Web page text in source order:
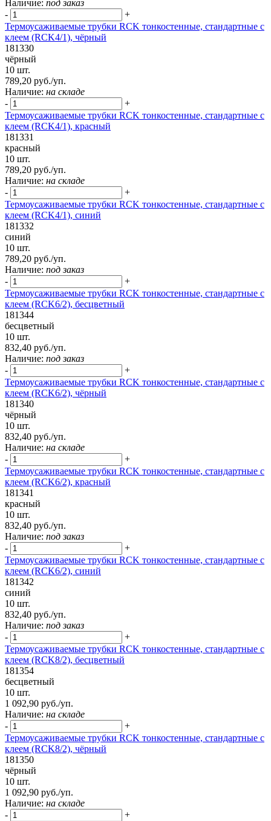
Наличие: под заказ
-
+
Термоусаживаемые трубки RCK тонкостенные, стандартные с
клеем (RCK4/1), чёрный
181330
чёрный
10 шт.
789,20 руб./уп.
Наличие: на складе
-
+
Термоусаживаемые трубки RCK тонкостенные, стандартные с
клеем (RCK4/1), красный
181331
красный
10 шт.
789,20 руб./уп.
Наличие: на складе
-
+
Термоусаживаемые трубки RCK тонкостенные, стандартные с
клеем (RCK4/1), синий
181332
синий
10 шт.
789,20 руб./уп.
Наличие: под заказ
-
+
Термоусаживаемые трубки RCK тонкостенные, стандартные с
клеем (RCK6/2), бесцветный
181344
бесцветный
10 шт.
832,40 руб./уп.
Наличие: под заказ
-
+
Термоусаживаемые трубки RCK тонкостенные, стандартные с
клеем (RCK6/2), чёрный
181340
чёрный
10 шт.
832,40 руб./уп.
Наличие: на складе
-
+
Термоусаживаемые трубки RCK тонкостенные, стандартные с
клеем (RCK6/2), красный
181341
красный
10 шт.
832,40 руб./уп.
Наличие: под заказ
-
+
Термоусаживаемые трубки RCK тонкостенные, стандартные с
клеем (RCK6/2), синий
181342
синий
10 шт.
832,40 руб./уп.
Наличие: под заказ
-
+
Термоусаживаемые трубки RCK тонкостенные, стандартные с
клеем (RCK8/2), бесцветный
181354
бесцветный
10 шт.
1 092,90 руб./уп.
Наличие: на складе
-
+
Термоусаживаемые трубки RCK тонкостенные, стандартные с
клеем (RCK8/2), чёрный
181350
чёрный
10 шт.
1 092,90 руб./уп.
Наличие: на складе
-
+